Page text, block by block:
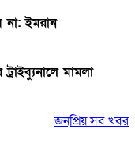
না: ইমরান
মামলা
জনপ্রিয় সব খবর